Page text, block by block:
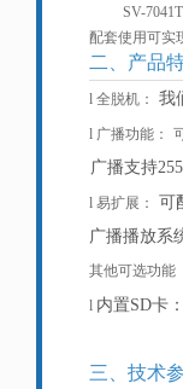
SV-7041T
配套使用可实
二、产品
l 全脱机： 我
l 广播功能：
广播支持
l 易扩展： 可
广播播放系
其他可选功能
l 内置SD卡：
三、技术